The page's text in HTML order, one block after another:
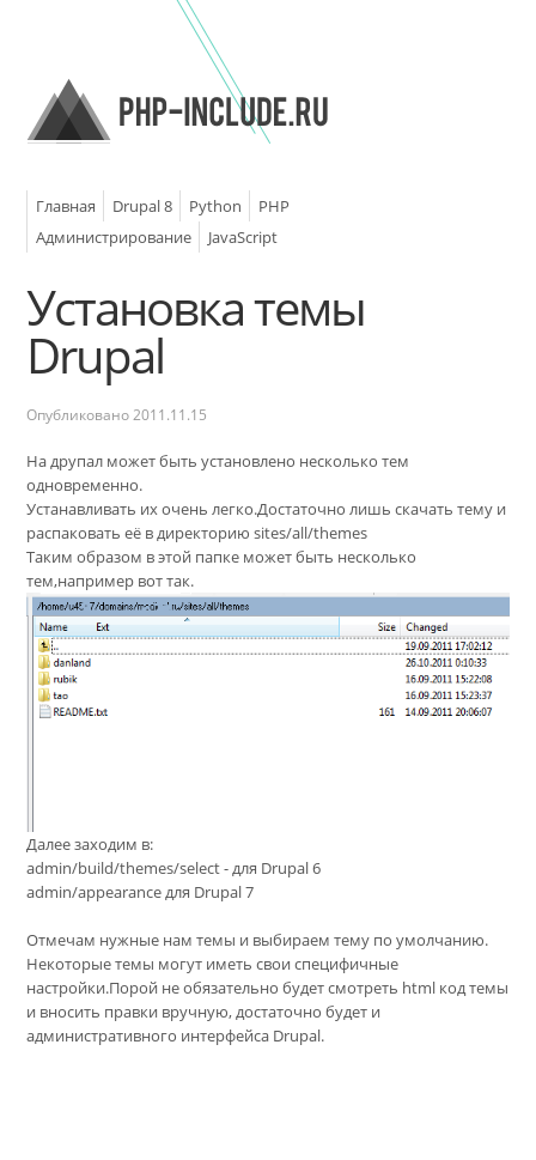
Главная Drupal 8 Python
PHP
Администрирование
JavaScript
Установка темы
Drupal
Опубликовано 2011.11.15
На друпал может быть установлено несколько тем
одновременно.
Устанавливать их очень легко.Достаточно лишь скачать тему и
распаковать её в директорию sites/all/themes
Таким образом в этой папке может быть несколько
тем,например вот так.
Далее заходим в:
admin/build/themes/select - для Drupal 6
admin/appearance для Drupal 7
Отмечам нужные нам темы и выбираем тему по умолчанию.
Некоторые темы могут иметь свои специфичные
настройки.Порой не обязательно будет смотреть html код темы
и вносить правки вручную, достаточно будет и
административного интерфейса Drupal.